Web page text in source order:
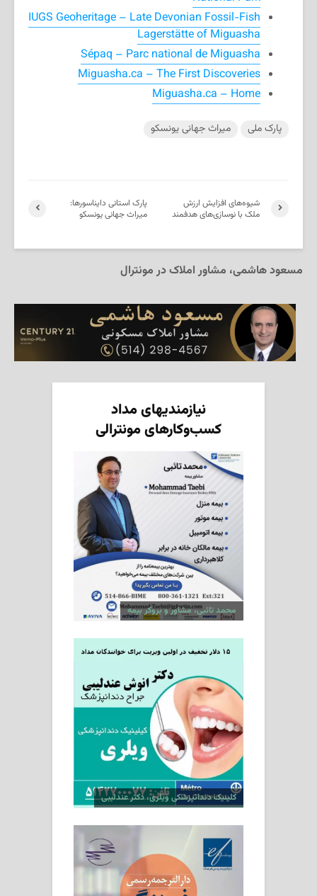
IUGS Geoheritage – Late Devonian Fossil-Fish
Lagerstätte of Miguasha
Sépaq – Parc national de Miguasha
Miguasha.ca – The First Discoveries
Miguasha.ca – Home
پارک ملی میراث جهانی یونسکو
پارک استانی دایناسورها:
میراث جهانی یونسکو
شیوه‌های افزایش ارزش
ملک با نوسازی‌های هدفمند
مسعود هاشمی، مشاور املاک در مونترال
نیازمندیهای مداد
کسب‌وکارهای مونترالی
محمد تائبی، مشاور و بروکر بیمه
کلینیک دندانپزشکی ویلری، دکتر عندلیبی